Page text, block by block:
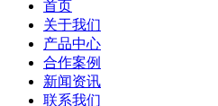
首页
关于我们
产品中心
合作案例
新闻资讯
联系我们